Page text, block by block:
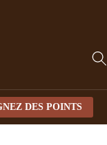
DES POINTS